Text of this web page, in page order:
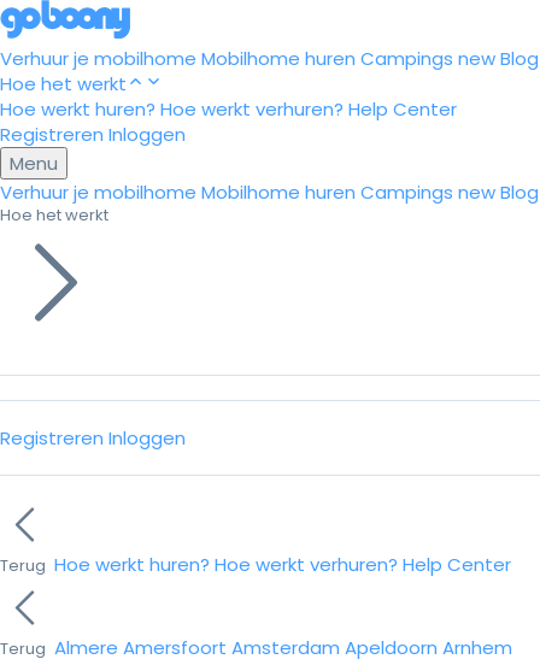
Verhuur je mobilhome Mobilhome huren Campings newBlog
Hoe het werkt
Hoe werkt huren? Hoe werkt verhuren? Help Center
Registreren Inloggen
Menu
Verhuur je mobilhome Mobilhome huren Campings newBlog
Hoe het werkt
Registreren Inloggen
Terug Hoe werkt huren? Hoe werkt verhuren? Help Center
Terug Almere Amersfoort Amsterdam Apeldoorn Arnhem